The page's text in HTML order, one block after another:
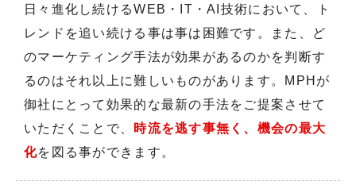
日々進化し続けるWEB・IT・AI技術において、ト
レンドを追い続ける事は事は困難です。また、ど
のマーケティング手法が効果があるのかを判断す
るのはそれ以上に難しいものがあります。MPHが
御社にとって効果的な最新の手法をご提案させて
いただくことで、
時流を逃す事無く、機会の最大
化を図る事ができます。